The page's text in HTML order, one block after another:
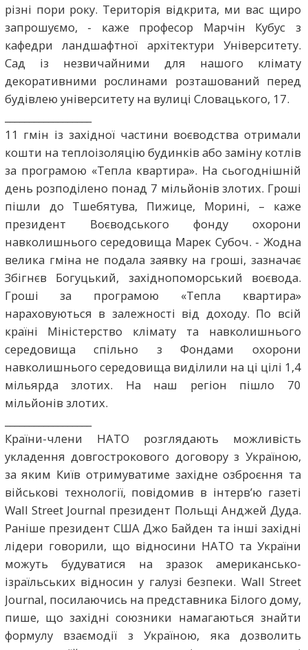
різні пори року. Територія відкрита, ми вас щиро
запрошуємо, - каже професор Марчін Кубус з
кафедри ландшафтної архітектури Університету.
Сад із незвичайними для нашого клімату
декоративними рослинами розташований перед
будівлею університету на вулиці Словацького, 17.
11 гмін із західної частини воєводства отримали
кошти на теплоізоляцію будинків або заміну котлів
за програмою «Тепла квартира». На сьогоднішній
день розподілено понад 7 мільйонів злотих. Гроші
пішли до Тшебятува, Пижице, Морині, – каже
президент Воєводського фонду охорони
навколишнього середовища Марек Субоч. - Жодна
велика гміна не подала заявку на гроші, зазначає
Збігнєв Богуцький, західнопоморський воєвода.
Гроші за програмою «Тепла квартира»
нараховуються в залежності від доходу. По всій
країні Міністерство клімату та навколишнього
середовища спільно з Фондами охорони
навколишнього середовища виділили на ці цілі 1,4
мільярда злотих. На наш регіон пішло 70
мільйонів злотих.
Країни-члени НАТО розглядають можливість
укладення довгострокового договору з Україною,
за яким Київ отримуватиме західне озброєння та
військові технології, повідомив в інтервʼю газеті
Wall Street Journal президент Польщі Анджей Дуда.
Раніше президент США Джо Байден та інші західні
лідери говорили, що відносини НАТО та України
можуть будуватися на зразок американсько-
ізраїльських відносин у галузі безпеки. Wall Street
Journal, посилаючись на представника Білого дому,
пише, що західні союзники намагаються знайти
формулу взаємодії з Україною, яка дозволить